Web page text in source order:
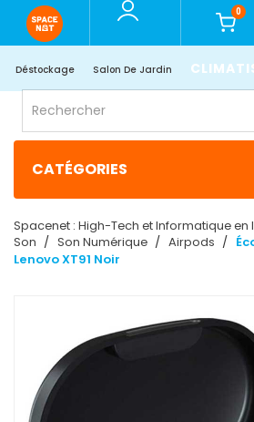
0
Déstockage Salon De Jardin
CATÉGORIES
Spacenet : High-Tech et Informatique en
Son
Son Numérique Airpods
Lenovo XT91 Noir